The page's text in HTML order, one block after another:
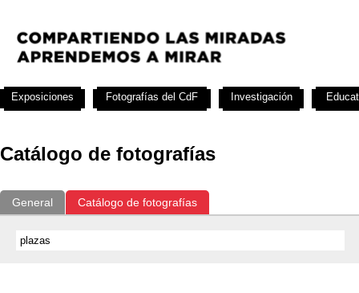
Catálogo de fotografías
General Catálogo de fotografías
Exposiciones Fotografías del CdF Investigación